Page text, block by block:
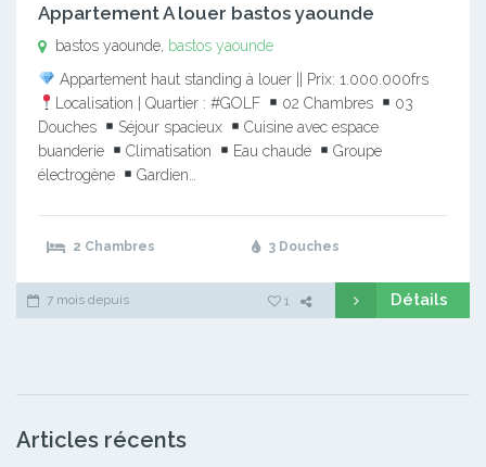
Appartement A louer bastos yaounde
bastos yaounde, bastos yaounde
Appartement haut standing à louer || Prix: 1.000.000frs
Localisation | Quartier : #GOLF
02 Chambres
03
Douches
Séjour spacieux
Cuisine avec espace
buanderie
Climatisation Eau chaude
Groupe
électrogène
Gardien…
2 Chambres 3 Douches
7 mois depuis 1 Détails
Articles récents